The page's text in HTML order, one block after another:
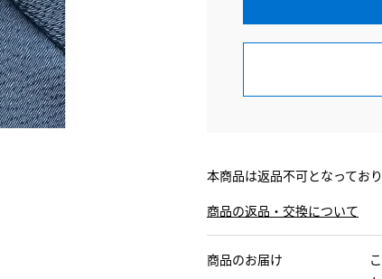
本商品は返品不可となってお
商品の返品・交換について
商品のお届け